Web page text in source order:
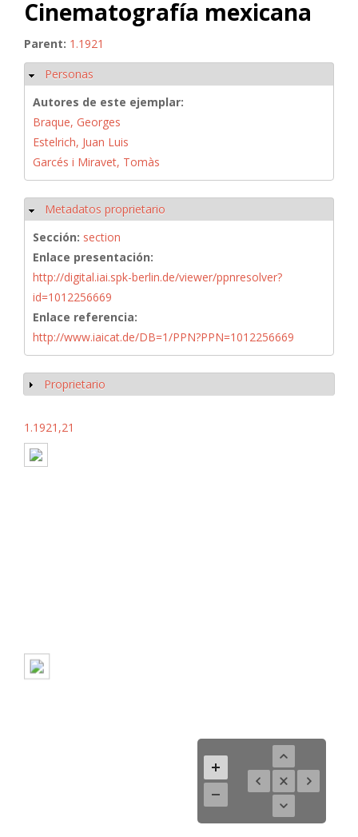
Cinematografía mexicana
Parent: 1.1921
Ocultar
Personas
Autores de este ejemplar:
Braque, Georges
Estelrich, Juan Luis
Garcés i Miravet, Tomàs
Ocultar
Metadatos proprietario
Sección: section
Enlace presentación:
http://digital.iai.spk-berlin.de/viewer/ppnresolver?
id=1012256669
Enlace referencia:
http://www.iaicat.de/DB=1/PPN?PPN=1012256669
Mostrar
Proprietario
1.1921,21